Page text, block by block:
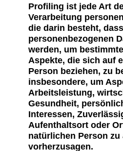
Profiling ist jede Art
Verarbeitung
die darin besteht,
personenbezogenen
werden, um
Aspekte, die sich auf
Person beziehen, zu
insbesondere, um
Arbeitsleistung,
Gesundheit,
Interessen,
Aufenthaltsort oder
natürlichen Person
vorherzusagen.